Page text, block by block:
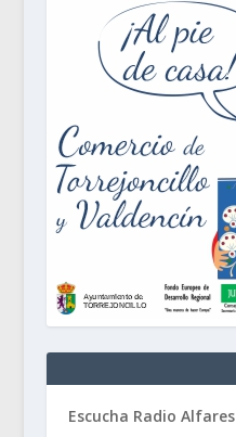
Escucha Radio Alfares